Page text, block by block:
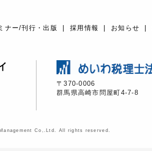
ナー/刊行・出版 採用情報 お知らせ
〒370-0006
群馬県高崎市問屋町4-7-8
Co,.Ltd. All rights reserved.